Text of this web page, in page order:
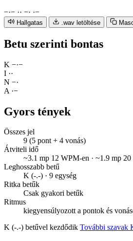
−·− ·· −· ·−
Hallgatas .wav letöltése
Betu szerinti bontas
K −·−
I ··
N −·
A ·−
Gyors tények
Összes jel
9 (5 pont + 4 vonás)
Átviteli idő
~3.1 mp 12 WPM-en · ~1.9 mp
Leghosszabb betű
K (-.-) · 9 egység
Ritka betűk
Csak gyakori betűk
Ritmus
kiegyensúlyozott a pontok és
K (-.-) betűvel kezdődik További szavak